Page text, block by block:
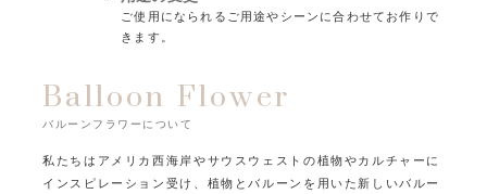
ご使用になられるご用途やシーンに合わせてお作りで
きます。
Balloon Flower
バルーンフラワーについて
私たちはアメリカ西海岸やサウスウェストの植物やカルチャーに
インスピレーション受け、 植物とバルーンを用いた新しいバルー